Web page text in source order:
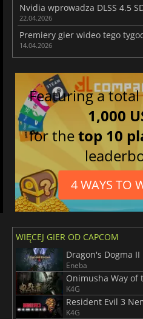
22.04.2026
14.04.2026
Featuring a
1,000
for thetop 10
4 WAYS TO
WIĘCEJ GIER OD CAPCOM
Dragon's Dogma
Eneba
Onimusha Way of
K4G
Resident Evil 3
K4G